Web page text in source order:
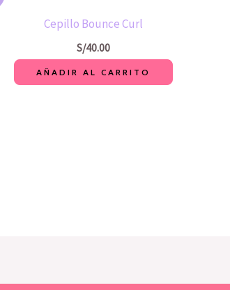
Cepillo Bounce Curl
S/40.00
AÑADIR AL CARRITO